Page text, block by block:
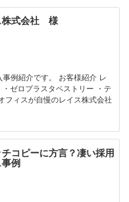
株式会社 様
例紹介です。 お客様紹介 レ
ゼロプラスタペストリー ・テ
ィスが自慢のレイス株式会社
コピーに方言？凄い採用
例